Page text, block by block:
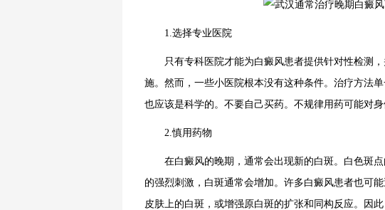
1.选择专业医院
只有专科医院才能为白癜风患者提供针对性检测，
施。然而，一些小医院根本没有这种条件。治疗方法
也应该是科学的。不要自己买药。不规律用药可能对身
2.慎用药物
在白癜风的晚期，通常会出现新的白斑。白色斑点
的强烈刺激，白斑通常会增加。许多白癜风患者也可
皮肤上的白斑，或增强原白斑的扩张和同构反应。因